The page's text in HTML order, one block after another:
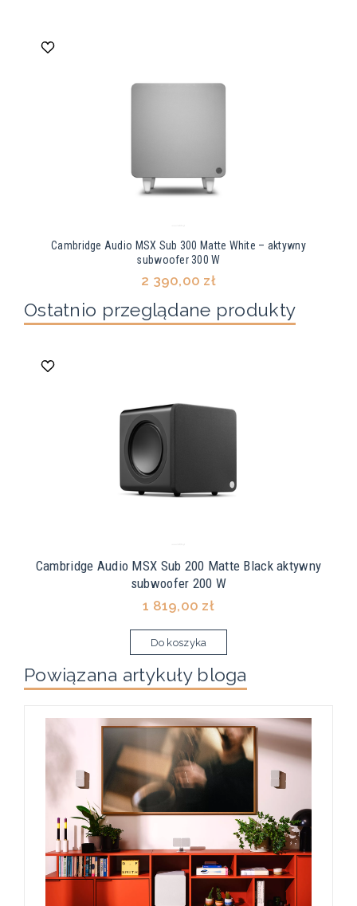
Cambridge Audio MSX Sub 300 Matte White – aktywny
subwoofer 300 W
2 390,00 zł
Ostatnio przeglądane produkty
Cambridge Audio MSX Sub 200 Matte Black aktywny
subwoofer 200 W
1 819,00 zł
Do koszyka
Powiązana artykuły bloga